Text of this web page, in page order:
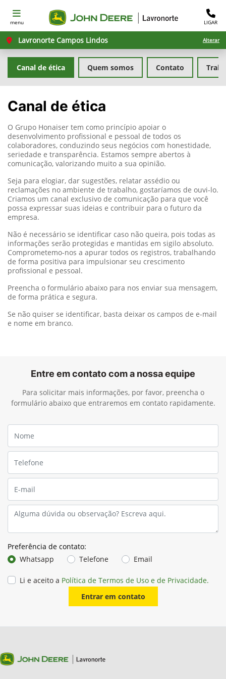
menu LIGAR
Lavronorte Campos Lindos Alterar
Quem somos Contato
Canal de ética
Canal de ética
O Grupo Honaiser tem como princípio apoiar o
desenvolvimento profissional e pessoal de todos os
colaboradores, conduzindo seus negócios com honestidade,
seriedade e transparência. Estamos sempre abertos à
comunicação, valorizando muito a sua opinião.
Seja para elogiar, dar sugestões, relatar assédio ou
reclamações no ambiente de trabalho, gostaríamos de ouvi-lo.
Criamos um canal exclusivo de comunicação para que você
possa expressar suas ideias e contribuir para o futuro da
empresa.
Não é necessário se identificar caso não queira, pois todas as
informações serão protegidas e mantidas em sigilo absoluto.
Comprometemo-nos a apurar todos os registros, trabalhando
de forma positiva para impulsionar seu crescimento
profissional e pessoal.
Preencha o formulário abaixo para nos enviar sua mensagem,
de forma prática e segura.
Se não quiser se identificar, basta deixar os campos de e-mail
e nome em branco.
Entre em contato com a nossa equipe
Para solicitar mais informações, por favor, preencha o
formulário abaixo que entraremos em contato rapidamente.
Preferência de contato:
Whatsapp
Telefone Email
Li e aceito a Política de Termos de Uso e de Privacidade.
Entrar em contato